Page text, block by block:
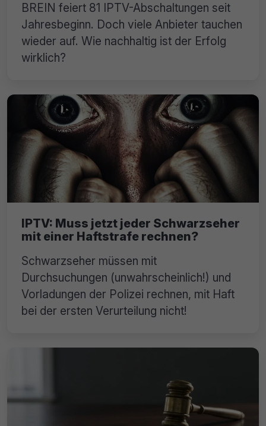
BREIN feiert 81 IPTV-Abschaltungen seit
Jahresbeginn. Doch viele Anbieter tauchen
wieder auf. Wie nachhaltig ist der Erfolg
wirklich?
IPTV: Muss jetzt jeder Schwarzseher
mit einer Haftstrafe rechnen?
Schwarzseher müssen mit
Durchsuchungen (unwahrscheinlich!) und
Vorladungen der Polizei rechnen, mit Haft
bei der ersten Verurteilung nicht!